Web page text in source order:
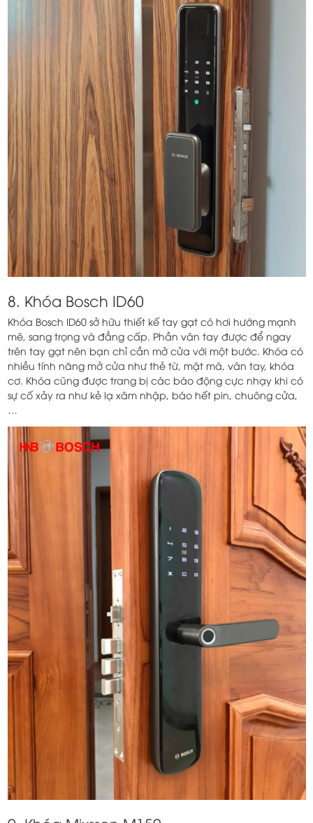
8. Khóa Bosch ID60
Khóa Bosch ID60 sở hữu thiết kế tay gạt có hơi hướng mạnh
mẽ, sang trọng và đẳng cấp. Phần vân tay được để ngay
trên tay gạt nên bạn chỉ cần mở cửa với một bước. Khóa có
nhiều tính năng mở cửa như thẻ từ, mật mã, vân tay, khóa
cơ. Khóa cũng được trang bị các báo động cực nhạy khi có
sự cố xảy ra như kẻ lạ xâm nhập, báo hết pin, chuông cửa,
…